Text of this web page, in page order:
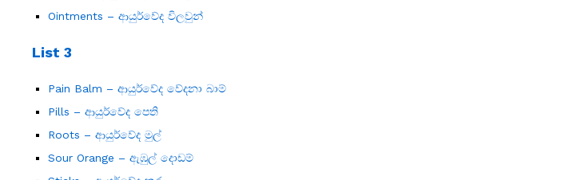
Ointments – ආයුර්වේද විලවුන්
List 3
Pain Balm – ආයුර්වේද වේදනා බාම්
Pills – ආයුර්වේද පෙති
Roots – ආයුර්වේද මුල්
Sour Orange – ඇඹුල් දොඩම්